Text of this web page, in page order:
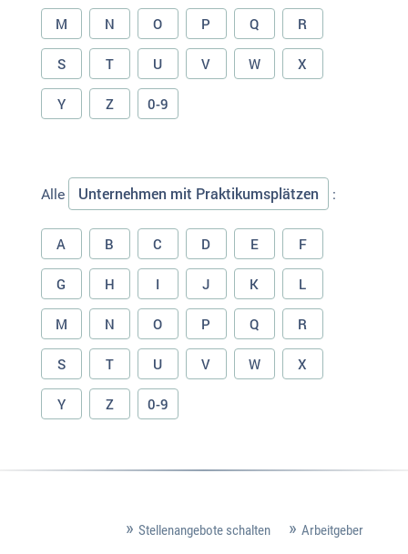
M N O P Q R
S T U V W X
Y Z 0-9
Alle Unternehmen mit Praktikumsplätzen :
A B C D E F
G H I J K L
M N O P Q R
S T U V W X
Y Z 0-9
Stellenangebote schalten Arbeitgeber